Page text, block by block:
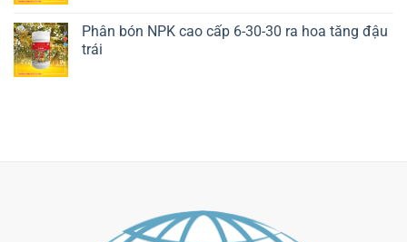
Phân bón NPK cao cấp 6-30-30 ra hoa tăng đậu
trái